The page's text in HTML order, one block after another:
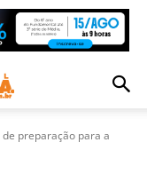
preparação para a